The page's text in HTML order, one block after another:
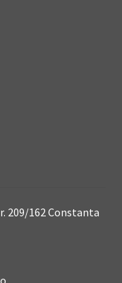
209/162 Constanta